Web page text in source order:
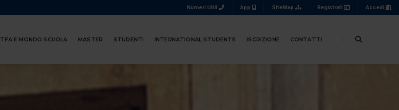
Numeri Utili App SiteMap Registrati Accedi
TFA E MONDO SCUOLA MASTER STUDENTI INTERNATIONAL STUDENTS ISCRIZIONE CONTATTI